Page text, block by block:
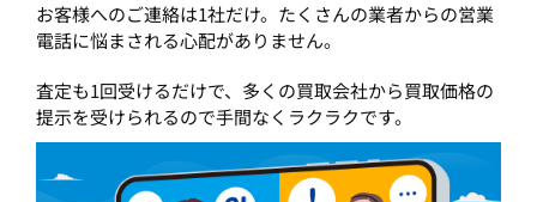
お客様へのご連絡は1社だけ。たくさんの業者からの営業
電話に悩まされる心配がありません。
査定も1回受けるだけで、多くの買取会社から買取価格の
提示を受けられるので手間なくラクラクです。